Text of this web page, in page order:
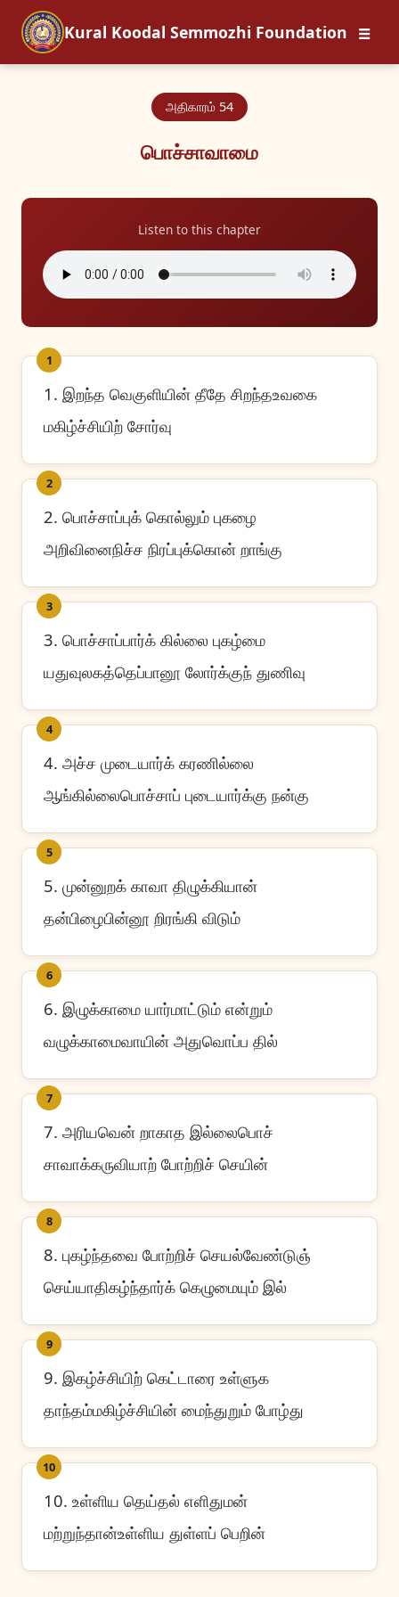
Kural Koodal Semmozhi Foundation ☰
அதிகாரம் 54
பொச்சாவாமை
Listen to this chapter
1
1. இறந்த வெகுளியின் தீதே சிறந்தஉவகை
மகிழ்ச்சியிற் சோர்வு
2
2. பொச்சாப்புக் கொல்லும் புகழை
அறிவினைநிச்ச நிரப்புக்கொன் றாங்கு
3
3. பொச்சாப்பார்க் கில்லை புகழ்மை
யதுவுலகத்தெப்பானூ லோர்க்குந் துணிவு
4
4. அச்ச முடையார்க் கரணில்லை
ஆங்கில்லைபொச்சாப் புடையார்க்கு நன்கு
5
5. முன்னுறக் காவா திழுக்கியான்
தன்பிழைபின்னூ றிரங்கி விடும்
6
6. இழுக்காமை யார்மாட்டும் என்றும்
வழுக்காமைவாயின் அதுவொப்ப தில்
7
7. அரியவென் றாகாத இல்லைபொச்
சாவாக்கருவியாற் போற்றிச் செயின்
8
8. புகழ்ந்தவை போற்றிச் செயல்வேண்டுஞ்
செய்யாதிகழ்ந்தார்க் கெழுமையும் இல்
9
9. இகழ்ச்சியிற் கெட்டாரை உள்ளுக
தாந்தம்மகிழ்ச்சியின் மைந்துறும் போழ்து
10
10. உள்ளிய தெய்தல் எளிதுமன்
மற்றுந்தான்உள்ளிய துள்ளப் பெறின்